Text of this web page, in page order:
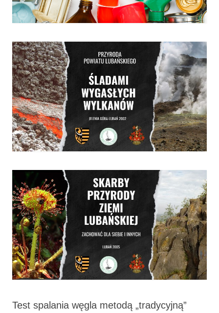
Test spalania węgla metodą „tradycyjną”